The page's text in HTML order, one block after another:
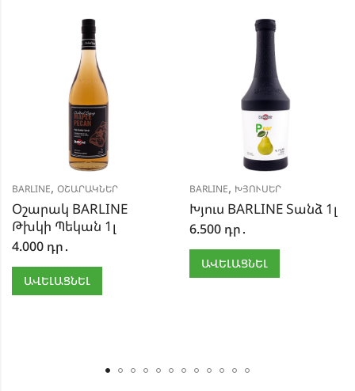
BARLINE, ՕՇԱՐԱԿՆԵՐ
Օշարակ BARLINE
Թխկի Պեկան 1լ
4.000 դր․
ԱՎԵԼԱՑՆԵԼ
BARLINE, ԽՅՈՒՍԵՐ
Խյուս BARLINE Տանձ 1լ
6.500 դր․
ԱՎԵԼԱՑՆԵԼ